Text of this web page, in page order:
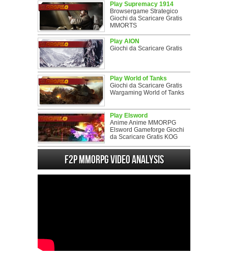
Play Supremacy 1914
Browsergame Strategico
Giochi da Scaricare Gratis
MMORTS
Play AION
Giochi da Scaricare Gratis
Play World of Tanks
Giochi da Scaricare Gratis
Wargaming World of Tanks
Play Elsword
Anime Anime MMORPG
Elsword Gameforge Giochi
da Scaricare Gratis KOG
F2P MMORPG Video analysis